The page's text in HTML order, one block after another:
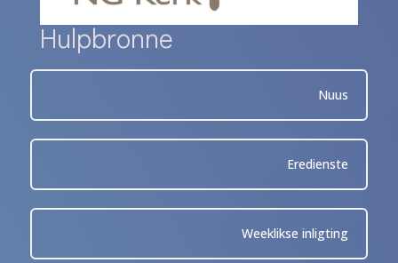
Hulpbronne
Nuus
Eredienste
Weeklikse inligting